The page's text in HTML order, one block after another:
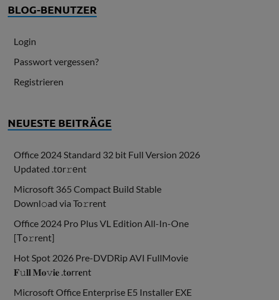
BLOG-BENUTZER
Login
Passwort vergessen?
Registrieren
NEUESTE BEITRÄGE
Office 2024 Standard 32 bit Full Version 2026
Updated .tоr𝚛еnt
Microsoft 365 Compact Build Stable
Downl𝚘ad via To𝚛rent
Office 2024 Pro Plus VL Edition All-In-One
[Тo𝚛rent]
Hot Spot 2026 Pre-DVDRip AVI FullMovie
𝐅𝚞𝐥𝐥 𝐌𝐨𝚟𝐢𝐞 .t𝐨rr𝐞nt
Microsoft Office Enterprise E5 Installer EXE